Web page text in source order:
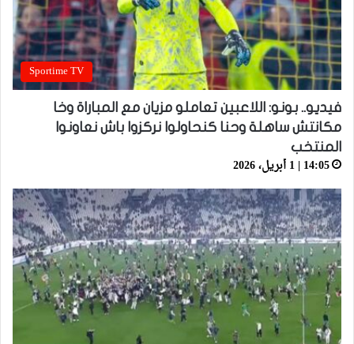
Sportime TV
فيديو.. بونو: اللاعبين تعاملو مزيان مع المباراة وخا
مكانتش ساهلة وحنا كنحاولوا نركزوا باش نعاونوا
المنتخب
14:05 | 1 أبريل، 2026